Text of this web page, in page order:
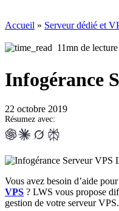
Accueil » Serveur dédié et
11mn de lecture
Infogérance
22 octobre 2019
Résumez avec:
Vous avez besoin d’aide
VPS ? LWS vous propose
gestion de votre serveur VPS.